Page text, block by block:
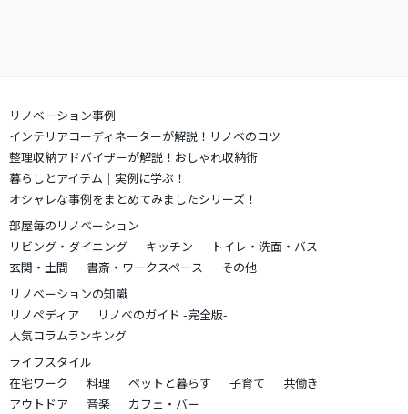
リノベーション事例
インテリアコーディネーターが解説！リノベのコツ
整理収納アドバイザーが解説！おしゃれ収納術
暮らしとアイテム｜実例に学ぶ！
オシャレな事例をまとめてみましたシリーズ！
部屋毎のリノベーション
リビング・ダイニング
キッチン
トイレ・洗面・バス
玄関・土間
書斎・ワークスペース
その他
リノベーションの知識
リノペディア
リノベのガイド -完全版-
人気コラムランキング
ライフスタイル
在宅ワーク
料理 ペットと暮らす 子育て
共働き
アウトドア
音楽
カフェ・バー